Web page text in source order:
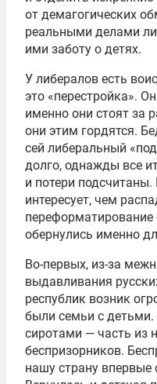
от демагогических
реальными делами
ими заботу о детях.
У либералов есть
это «перестройка».
именно они стоят за
они этим гордятся.
сей либеральный
долго, однажды все
и потери
интересует, чем
обернулись именно
Во-первых, из-за
выдавливания
республик возник
были семьи с детьми.
сиротами — часть из
беспризорников.
нашу страну впервые